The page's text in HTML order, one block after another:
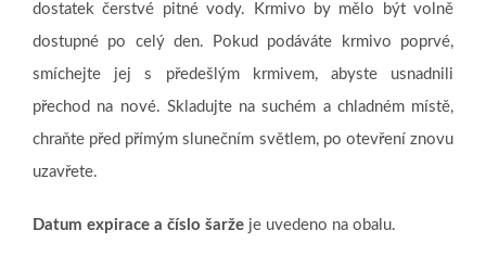
dostatek čerstvé pitné vody. Krmivo by mělo být volně
dostupné po celý den. Pokud podáváte krmivo poprvé,
smíchejte jej s předešlým krmivem, abyste usnadnili
přechod na nové. Skladujte na suchém a chladném místě,
chraňte před přímým slunečním světlem, po otevření znovu
uzavřete.
Datum expirace a číslo šarže je uvedeno na obalu.